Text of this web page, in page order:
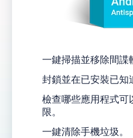
一鍵掃描並移除間諜
封鎖並在已安裝已知
檢查哪些應用程式可
限。
一鍵清除手機垃圾。